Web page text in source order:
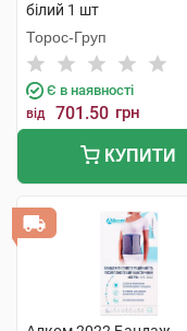
білий 1 шт
Торос-Груп
Є в наявності
від 701.50 грн
КУПИТИ